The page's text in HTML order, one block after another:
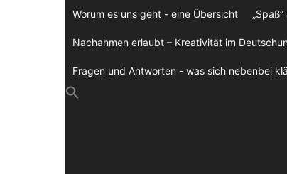
Worum es uns geht - eine Übersicht
Nachahmen erlaubt – Kreativität im
Fragen und Antworten - was sich nebenbei